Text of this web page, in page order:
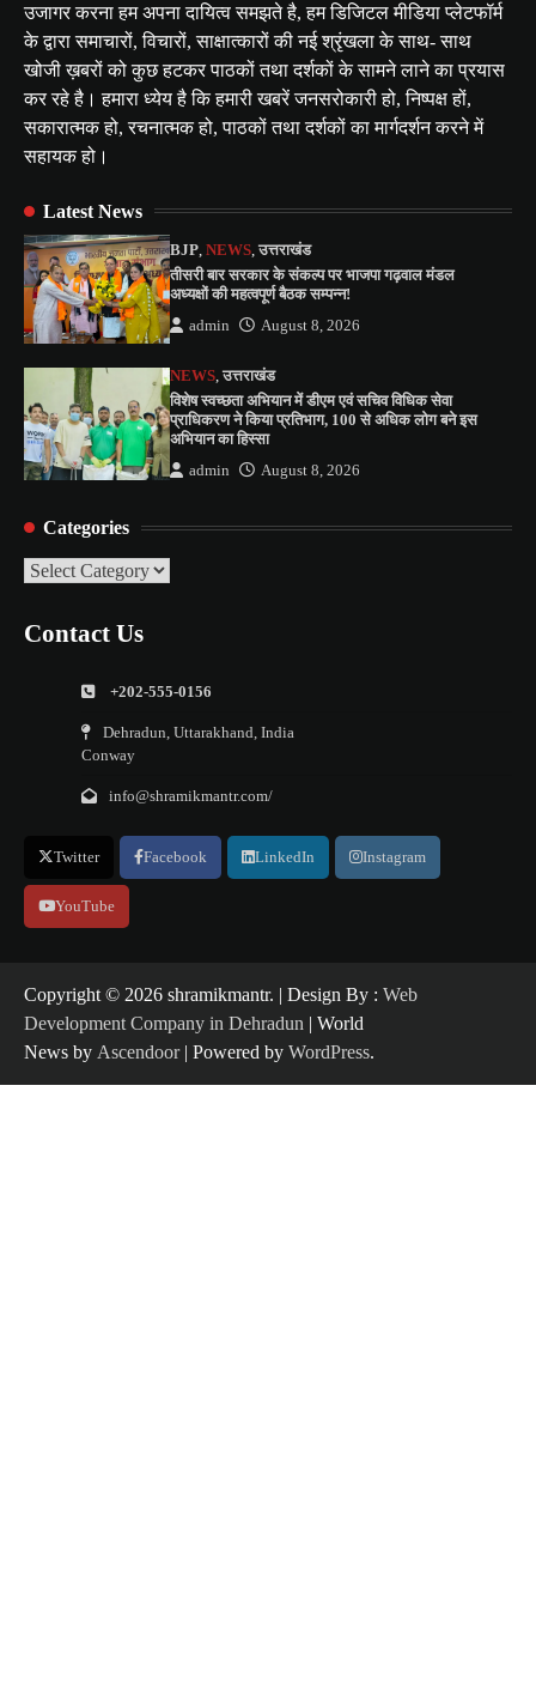
उजागर करना हम अपना दायित्व समझते है, हम डिजिटल मीडिया प्लेटफॉर्म
के द्वारा समाचारों, विचारों, साक्षात्कारों की नई श्रृंखला के साथ- साथ
खोजी ख़बरों को कुछ हटकर पाठकों तथा दर्शकों के सामने लाने का प्रयास
कर रहे है। हमारा ध्येय है कि हमारी खबरें जनसरोकारी हो, निष्पक्ष हों,
सकारात्मक हो, रचनात्मक हो, पाठकों तथा दर्शकों का मार्गदर्शन करने में
सहायक हो।
Latest News
BJP,NEWS,उत्तराखंड
तीसरी बार सरकार के संकल्प पर भाजपा गढ़वाल मंडल
अध्यक्षों की महत्वपूर्ण बैठक सम्पन्न!
admin August 8, 2026
NEWS,उत्तराखंड
विशेष स्वच्छता अभियान में डीएम एवं सचिव विधिक सेवा
प्राधिकरण ने किया प्रतिभाग, 100 से अधिक लोग बने इस
अभियान का हिस्सा
admin August 8, 2026
Categories
Categories
Contact Us
+202-555-0156
Dehradun, Uttarakhand, India
Conway
info@shramikmantr.com/
Twitter Facebook LinkedIn Instagram
YouTube
Copyright ©️ 2026 shramikmantr. | Design By : Web
Development Company in Dehradun | World
News by Ascendoor| Powered by WordPress.